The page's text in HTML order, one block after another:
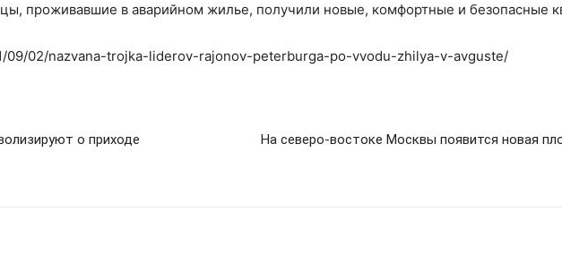
проживавшие в аварийном жилье, получили новые, комфортные и безопасные
09/02/nazvana-trojka-liderov-rajonov-peterburga-po-vvodu-zhilya-v-avguste/
о приходе
На северо-востоке Москвы появится новая